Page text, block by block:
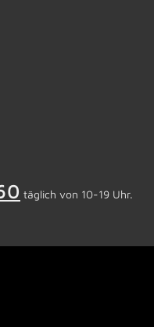
täglich von 10-19 Uhr.